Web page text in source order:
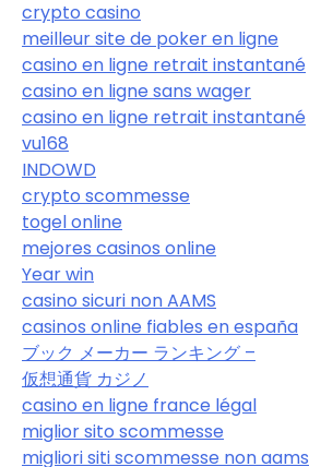
crypto casino
meilleur site de poker en ligne
casino en ligne retrait instantané
casino en ligne sans wager
casino en ligne retrait instantané
vu168
INDOWD
crypto scommesse
togel online
mejores casinos online
Year win
casino sicuri non AAMS
casinos online fiables en españa
ブック メーカー ランキング –
仮想通貨 カジノ
casino en ligne france légal
miglior sito scommesse
migliori siti scommesse non aams